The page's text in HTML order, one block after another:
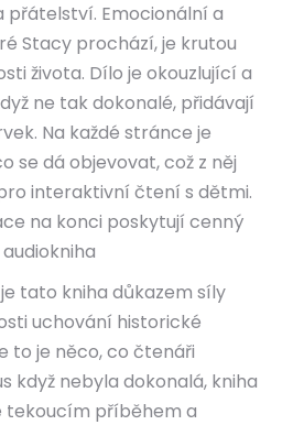
přátelství. Emocionální a
Stacy prochází, je krutou
života. Dílo je okouzlující a
ne tak dokonalé, přidávají
Na každé stránce je
se dá objevovat, což z něj
interaktivní čtení s dětmi.
na konci poskytují cenný
tato kniha důkazem síly
uchování historické
to je něco, co čtenáři
když nebyla dokonalá, kniha
tekoucím příběhem a